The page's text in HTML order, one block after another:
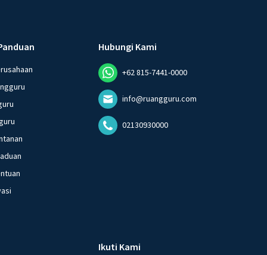
Hubungi Kami
+62 815-7441-0000
info@ruangguru.com
02130930000
Ikuti Kami